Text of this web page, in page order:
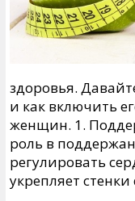
здоровья.
и как включить
женщин. 1.
роль в
регулировать
укрепляет